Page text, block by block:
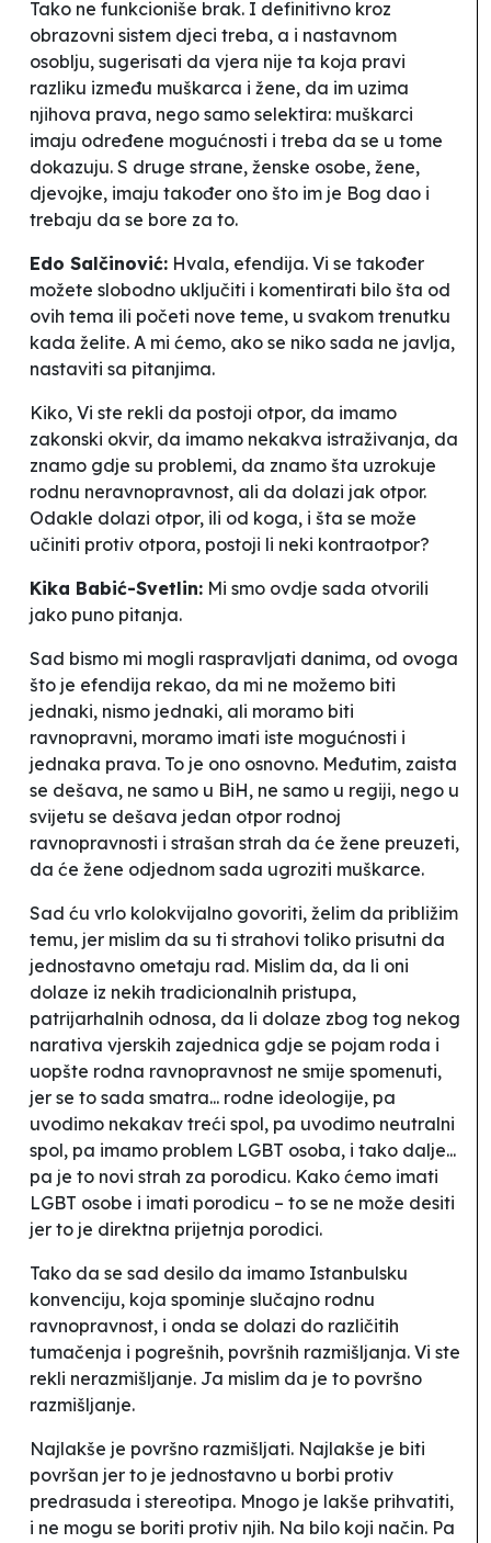
Tako ne funkcioniše brak. I definitivno kroz
obrazovni sistem djeci treba, a i nastavnom
osoblju, sugerisati da vjera nije ta koja pravi
razliku između muškarca i žene, da im uzima
njihova prava, nego samo selektira: muškarci
imaju određene mogućnosti i treba da se u tome
dokazuju. S druge strane, ženske osobe, žene,
djevojke, imaju također ono što im je Bog dao i
trebaju da se bore za to.
Edo Salčinović: Hvala, efendija. Vi se također
možete slobodno uključiti i komentirati bilo šta od
ovih tema ili početi nove teme, u svakom trenutku
kada želite. A mi ćemo, ako se niko sada ne javlja,
nastaviti sa pitanjima.
Kiko, Vi ste rekli da postoji otpor, da imamo
zakonski okvir, da imamo nekakva istraživanja, da
znamo gdje su problemi, da znamo šta uzrokuje
rodnu neravnopravnost, ali da dolazi jak otpor.
Odakle dolazi otpor, ili od koga, i šta se može
učiniti protiv otpora, postoji li neki kontraotpor?
Kika Babić-Svetlin: Mi smo ovdje sada otvorili
jako puno pitanja.
Sad bismo mi mogli raspravljati danima, od ovoga
što je efendija rekao, da mi ne možemo biti
jednaki, nismo jednaki, ali moramo biti
ravnopravni, moramo imati iste mogućnosti i
jednaka prava. To je ono osnovno. Međutim, zaista
se dešava, ne samo u BiH, ne samo u regiji, nego u
svijetu se dešava jedan otpor rodnoj
ravnopravnosti i strašan strah da će žene preuzeti,
da će žene odjednom sada ugroziti muškarce.
Sad ću vrlo kolokvijalno govoriti, želim da približim
temu, jer mislim da su ti strahovi toliko prisutni da
jednostavno ometaju rad. Mislim da, da li oni
dolaze iz nekih tradicionalnih pristupa,
patrijarhalnih odnosa, da li dolaze zbog tog nekog
narativa vjerskih zajednica gdje se pojam roda i
uopšte rodna ravnopravnost ne smije spomenuti,
jer se to sada smatra... rodne ideologije, pa
uvodimo nekakav treći spol, pa uvodimo neutralni
spol, pa imamo problem LGBT osoba, i tako dalje...
pa je to novi strah za porodicu. Kako ćemo imati
LGBT osobe i imati porodicu – to se ne može desiti
jer to je direktna prijetnja porodici.
Tako da se sad desilo da imamo Istanbulsku
konvenciju, koja spominje slučajno rodnu
ravnopravnost, i onda se dolazi do različitih
tumačenja i pogrešnih, površnih razmišljanja. Vi ste
rekli nerazmišljanje. Ja mislim da je to površno
razmišljanje.
Najlakše je površno razmišljati. Najlakše je biti
površan jer to je jednostavno u borbi protiv
predrasuda i stereotipa. Mnogo je lakše prihvatiti,
i ne mogu se boriti protiv njih. Na bilo koji način. Pa